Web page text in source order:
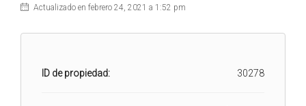
Actualizado en febrero 24, 2021 a 1:52 pm
ID de propiedad: 30278